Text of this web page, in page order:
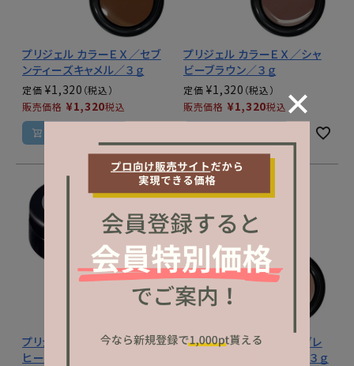
プリジェル カラーＥＸ／セブ
ンティーズキャメル／３ｇ
定価 ¥1,320
販売価格 ¥1,320税込
プリジェル カラーＥＸ／シャ
ビーブラウン／３ｇ
定価 ¥1,320
販売価格 ¥1,320税込
プリジェル カラーＥＸ／コー
ヒードロップ／３ｇ
プリジェル カラーＥＸ／グレ
ージュメランコリーーＰ／３ｇ